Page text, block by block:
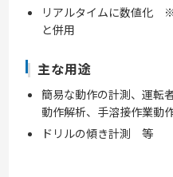
リアルタイムに数値化
と併用
主な用途
簡易な動作の計測、運転
動作解析、手溶接作業動
ドリルの傾き計測 等